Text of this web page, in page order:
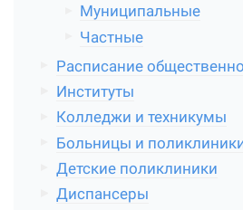
Муниципальные
Частные
Расписание
Институты
Колледжи и техникумы
Больницы и
Детские поликлиники
Диспансеры